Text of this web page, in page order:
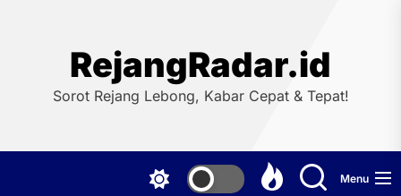
RejangRadar.id
Sorot Rejang Lebong, Kabar Cepat & Tepat!
Menu